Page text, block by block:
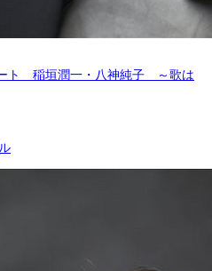
ト 稲垣潤一・八神純子 ～歌は